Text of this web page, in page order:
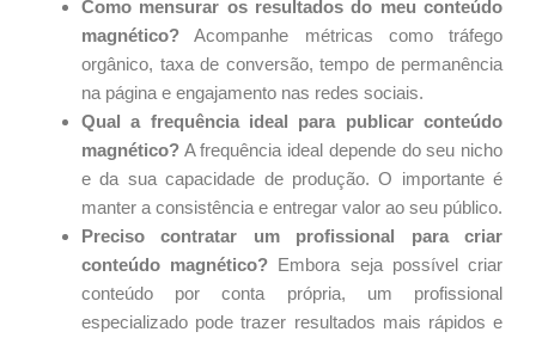
Como mensurar os resultados do meu conteúdo
magnético? Acompanhe métricas como tráfego
orgânico, taxa de conversão, tempo de permanência
na página e engajamento nas redes sociais.
Qual a frequência ideal para publicar conteúdo
magnético? A frequência ideal depende do seu nicho
e da sua capacidade de produção. O importante é
manter a consistência e entregar valor ao seu público.
Preciso contratar um profissional para criar
conteúdo magnético? Embora seja possível criar
conteúdo por conta própria, um profissional
especializado pode trazer resultados mais rápidos e